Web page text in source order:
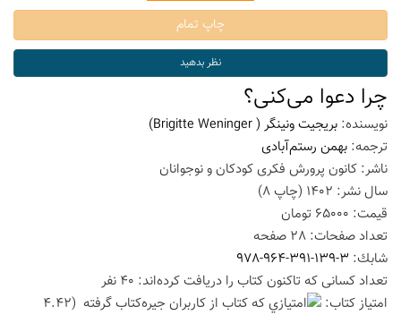
چرا دعوا می‌کنی؟
نویسنده: بریجیت ونینگر ( Brigitte Weninger)
ترجمه: بهمن رستم‌آبادی
ناشر: کانون پرورش فکری کودکان و نوجوانان
سال نشر: 1402 (چاپ8
)
قیمت: 65000 تومان
تعداد صفحات: 28 صفحه
شابك: 978-964-391-139-3
تعداد كسانی كه تاكنون كتاب را دریافت كرده‌اند: 40 نفر
امتیاز كتاب:
(4.42